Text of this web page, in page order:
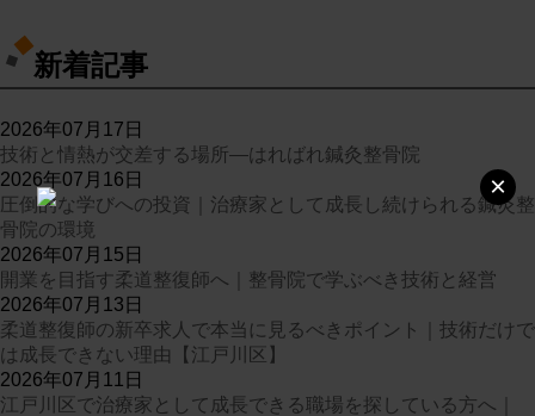
新着記事
2026年07月17日
技術と情熱が交差する場所—はればれ鍼灸整骨院
2026年07月16日
圧倒的な学びへの投資｜治療家として成長し続けられる鍼灸整
骨院の環境
2026年07月15日
開業を目指す柔道整復師へ｜整骨院で学ぶべき技術と経営
2026年07月13日
柔道整復師の新卒求人で本当に見るべきポイント｜技術だけで
は成長できない理由【江戸川区】
2026年07月11日
江戸川区で治療家として成長できる職場を探している方へ｜
×